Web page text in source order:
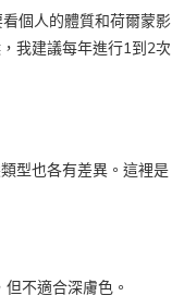
個人的體質和荷爾蒙影
我建議每年進行1到2次
型也各有差異。這裡是
不適合深膚色。